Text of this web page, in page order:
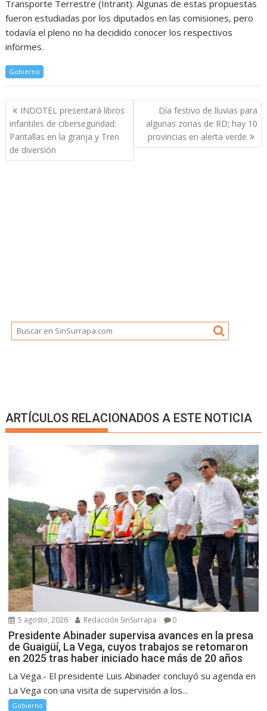
Transporte Terrestre (Intrant). Algunas de estas propuestas
fueron estudiadas por los diputados en las comisiones, pero
todavía el pleno no ha decidido conocer los respectivos
informes.
Gobierno
Navegación
de
entradas
INDOTEL presentará libros
infantiles de ciberseguridad:
Pantallas en la granja y Tren
de diversión
Día festivo de lluvias para
algunas zonas de RD; hay 10
provincias en alerta verde
ARTÍCULOS RELACIONADOS A ESTE NOTICIA
5 agosto, 2026 Redacción SinSurrapa 0
Presidente Abinader supervisa avances en la presa
de Guaigüí, La Vega, cuyos trabajos se retomaron
en 2025 tras haber iniciado hace más de 20 años
La Vega.- El presidente Luis Abinader concluyó su agenda en
La Vega con una visita de supervisión a los...
Gobierno